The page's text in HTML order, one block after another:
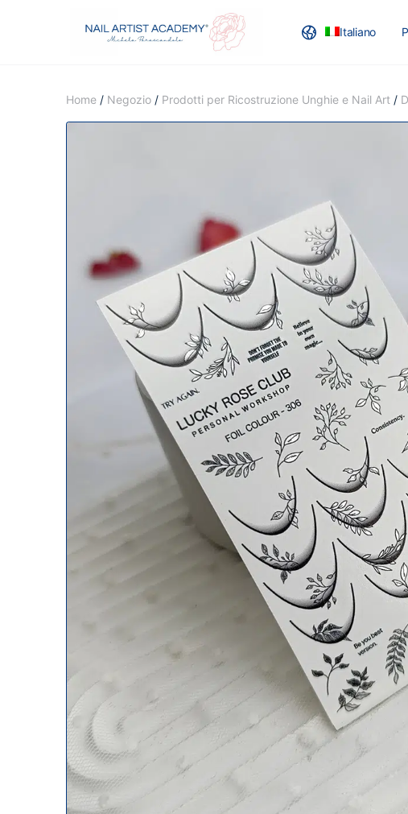
Italiano
RECENSIONI
Home / Negozio / Prodotti per Ricostruzione Unghie e Nail Art /